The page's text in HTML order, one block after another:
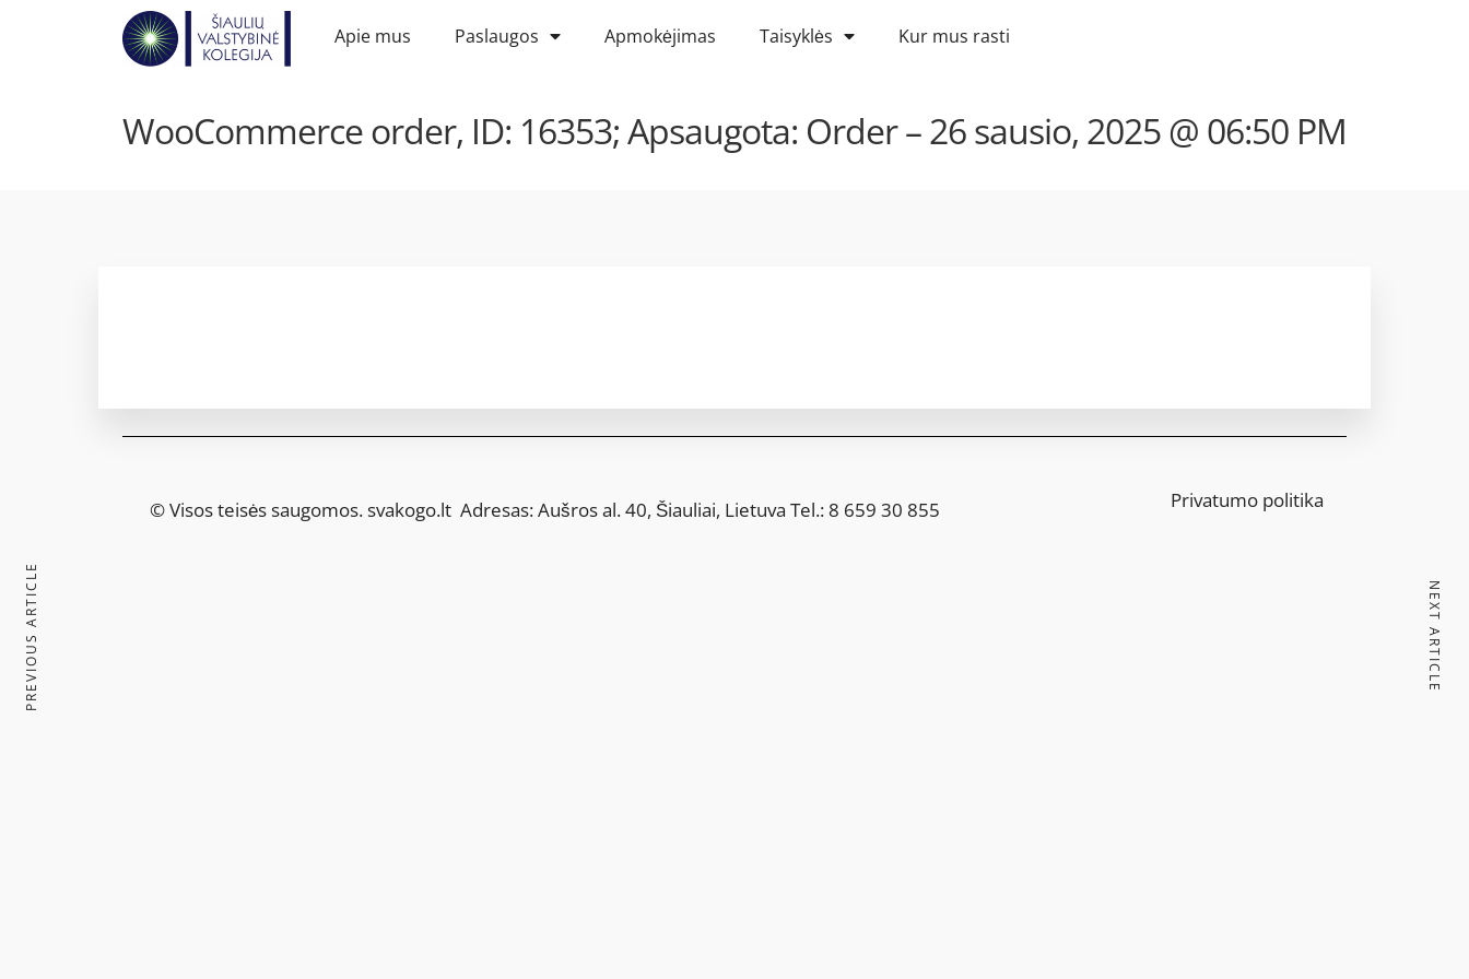
Apie mus Paslaugos Apmokėjimas Taisyklės Kur mus rasti
WooCommerce order, ID: 16353; Apsaugota: Order – 26 sausio, 2025 @ 06:50 PM
PREVIOUS ARTICLE NEXT ARTICLE
© Visos teisės saugomos.svakogo.lt Adresas: Aušros al. 40, Šiauliai, Lietuva Tel.: 8 659 30 855 Privatumo politika